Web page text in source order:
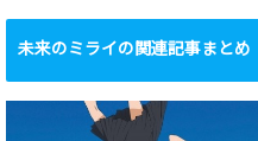
未来のミライの関連記事まとめ